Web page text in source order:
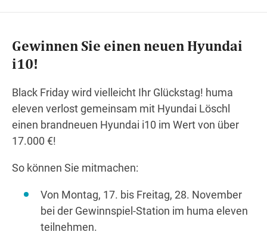
Wegbeschreibung
Gewinnen Sie einen neuen Hyundai
i10!
Black Friday wird vielleicht Ihr Glückstag! huma
eleven verlost gemeinsam mit Hyundai Löschl
einen brandneuen Hyundai i10 im Wert von über
17.000 €!
So können Sie mitmachen:
Von Montag, 17. bis Freitag, 28. November
bei der Gewinnspiel-Station im huma eleven
teilnehmen.